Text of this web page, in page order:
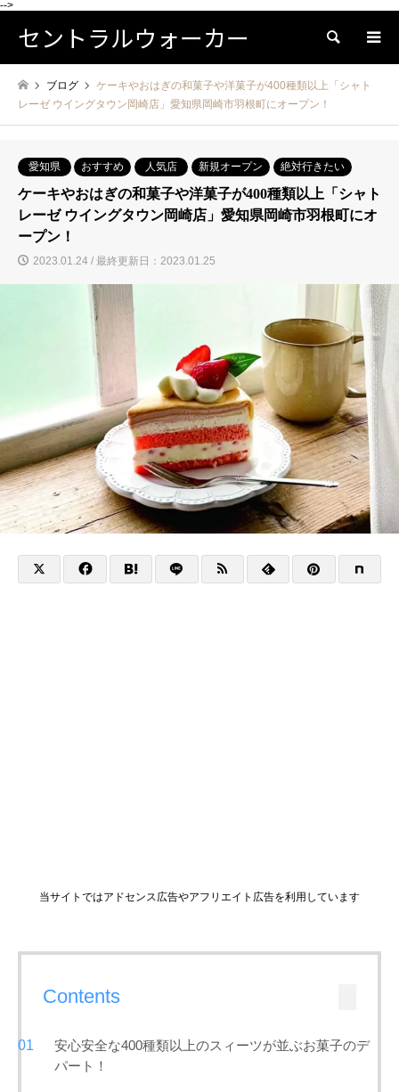
-->
セントラルウォーカー 検索
ブログ
ケーキやおはぎの和菓子や洋菓子が400種類以上「シャト
レーゼ ウイングタウン岡崎店」愛知県岡崎市羽根町にオープン！
愛知県 おすすめ 人気店 新規オープン 絶対行きたい
ケーキやおはぎの和菓子や洋菓子が400種類以上「シャト
レーゼ ウイングタウン岡崎店」愛知県岡崎市羽根町にオ
ープン！
2023.01.24 / 最終更新日：2023.01.25
当サイトではアドセンス広告やアフリエイト広告を利用しています
Contents
安心安全な400種類以上のスィーツが並ぶお菓子のデ
パート！